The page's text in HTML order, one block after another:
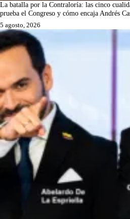
La batalla por la Contraloría: las cinco
prueba el Congreso y cómo encaja Andrés
5 agosto, 2026